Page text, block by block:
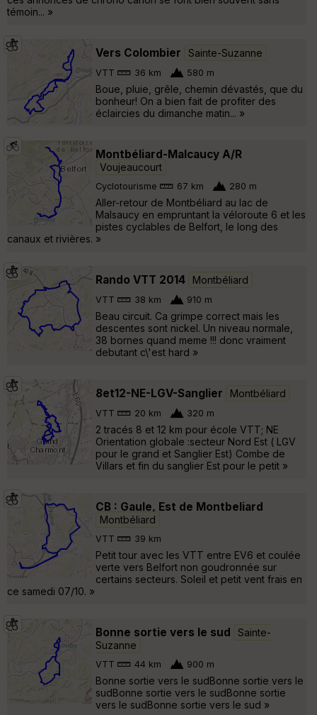
témoin... »
Vers Colombier Sainte-Suzanne
VTT 36 km 580 m
Boue, pluie, grêle, chemin dévastés, que du
bonheur! On a bien fait de profiter des
éclaircies du dimanche matin... »
Montbéliard-Malcaucy A/R
Voujeaucourt
Cyclotourisme 67 km 280 m
Aller-retour de Montbéliard au lac de
Malsaucy en empruntant la véloroute 6 et les
pistes cyclables de Belfort, le long des
canaux et rivières. »
Rando VTT 2014 Montbéliard
VTT 38 km 910 m
Beau circuit. Ca grimpe correct mais les
descentes sont nickel. Un niveau normale,
38 bornes quand meme !!! donc vraiment
debutant c\'est hard »
8et12-NE-LGV-Sanglier Montbéliard
VTT 20 km 320 m
2 tracés 8 et 12 km pour école VTT; NE
Orientation globale :secteur Nord Est ( LGV
pour le grand et Sanglier Est) Combe de
Villars et fin du sanglier Est pour le petit »
CB : Gaule, Est de Montbeliard
Montbéliard
VTT 39 km
Petit tour avec les VTT entre EV6 et coulée
verte vers Belfort non goudronnée sur
certains secteurs. Soleil et petit vent frais en
ce samedi 07/10. »
Bonne sortie vers le sud
Sainte-
Suzanne
VTT 44 km 900 m
Bonne sortie vers le sudBonne sortie vers le
sudBonne sortie vers le sudBonne sortie
vers le sudBonne sortie vers le sud »